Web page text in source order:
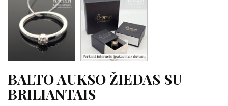
BALTO AUKSO ŽIEDAS SU
BRILIANTAIS